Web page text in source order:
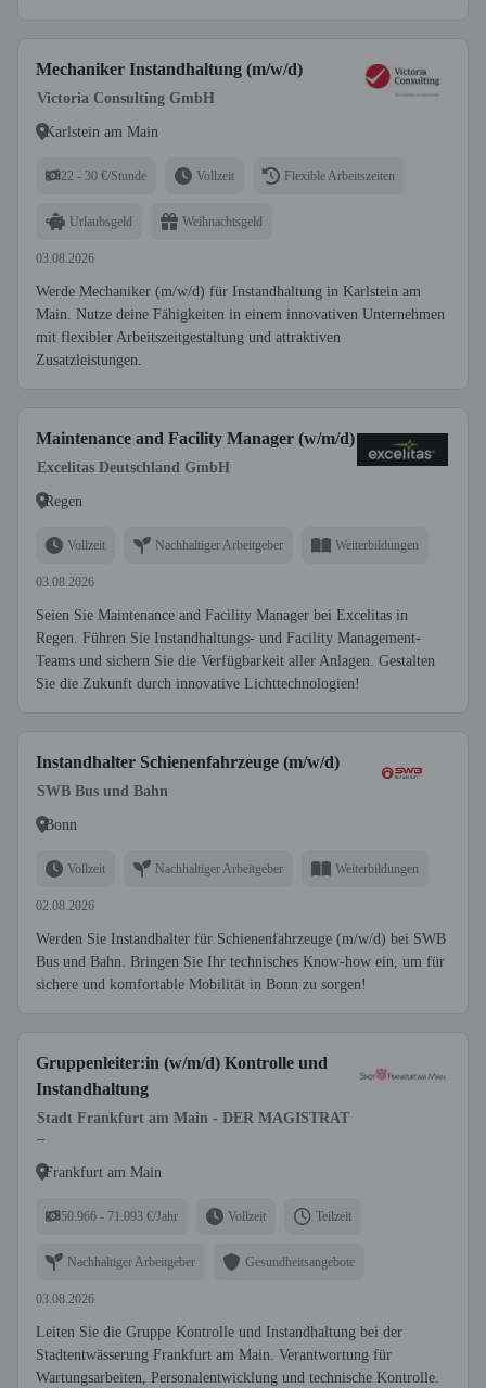
Mechaniker Instandhaltung (m/w/d)
Victoria Consulting GmbH
Karlstein am Main
22 - 30 €/Stunde Vollzeit Flexible Arbeitszeiten
Urlaubsgeld Weihnachtsgeld
03.08.2026
Werde Mechaniker (m/w/d) für Instandhaltung in Karlstein am
Main. Nutze deine Fähigkeiten in einem innovativen Unternehmen
mit flexibler Arbeitszeitgestaltung und attraktiven
Zusatzleistungen.
Maintenance and Facility Manager (w/m/d)
Excelitas Deutschland GmbH
Regen
Vollzeit Nachhaltiger Arbeitgeber Weiterbildungen
03.08.2026
Seien Sie Maintenance and Facility Manager bei Excelitas in
Regen. Führen Sie Instandhaltungs- und Facility Management-
Teams und sichern Sie die Verfügbarkeit aller Anlagen. Gestalten
Sie die Zukunft durch innovative Lichttechnologien!
Instandhalter Schienenfahrzeuge (m/w/d)
SWB Bus und Bahn
Bonn
Vollzeit Nachhaltiger Arbeitgeber Weiterbildungen
02.08.2026
Werden Sie Instandhalter für Schienenfahrzeuge (m/w/d) bei SWB
Bus und Bahn. Bringen Sie Ihr technisches Know-how ein, um für
sichere und komfortable Mobilität in Bonn zu sorgen!
Gruppenleiter:in (w/m/d) Kontrolle und
Instandhaltung
Stadt Frankfurt am Main - DER MAGISTRAT
–
Frankfurt am Main
50.966 - 71.093 €/Jahr Vollzeit Teilzeit
Nachhaltiger Arbeitgeber Gesundheitsangebote
03.08.2026
Leiten Sie die Gruppe Kontrolle und Instandhaltung bei der
Stadtentwässerung Frankfurt am Main. Verantwortung für
Wartungsarbeiten, Personalentwicklung und technische Kontrolle.